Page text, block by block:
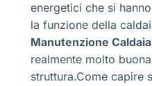
energetici che si
la funzione della
Manutenzione
realmente molto
struttura.Come capire